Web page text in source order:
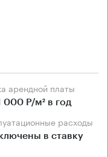
арендной платы
000 Р/м² в год
расходы
в ставку